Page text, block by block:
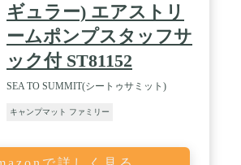
ギュラー) エアストリ
ームポンプスタッフサ
ック付 ST81152
SEA TO SUMMIT(シートゥサミット)
キャンプマット ファミリー